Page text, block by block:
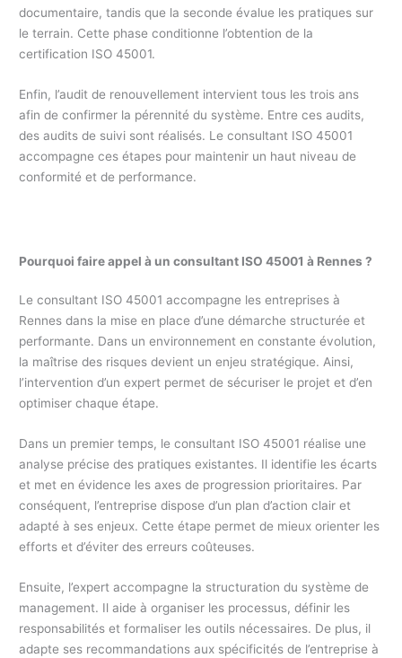
documentaire, tandis que la seconde évalue les pratiques sur
le terrain. Cette phase conditionne l’obtention de la
certification ISO 45001.
Enfin, l’audit de renouvellement intervient tous les trois ans
afin de confirmer la pérennité du système. Entre ces audits,
des audits de suivi sont réalisés. Le consultant ISO 45001
accompagne ces étapes pour maintenir un haut niveau de
conformité et de performance.
Pourquoi faire appel à un consultant ISO 45001 à Rennes ?
Le consultant ISO 45001 accompagne les entreprises à
Rennes dans la mise en place d’une démarche structurée et
performante. Dans un environnement en constante évolution,
la maîtrise des risques devient un enjeu stratégique. Ainsi,
l’intervention d’un expert permet de sécuriser le projet et d’en
optimiser chaque étape.
Dans un premier temps, le consultant ISO 45001 réalise une
analyse précise des pratiques existantes. Il identifie les écarts
et met en évidence les axes de progression prioritaires. Par
conséquent, l’entreprise dispose d’un plan d’action clair et
adapté à ses enjeux. Cette étape permet de mieux orienter les
efforts et d’éviter des erreurs coûteuses.
Ensuite, l’expert accompagne la structuration du système de
management. Il aide à organiser les processus, définir les
responsabilités et formaliser les outils nécessaires. De plus, il
adapte ses recommandations aux spécificités de l’entreprise à